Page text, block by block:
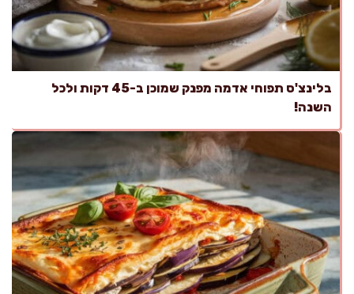
בלינצ'ס תפוחי אדמה מפנק שמוכן ב-45 דקות ולכל
השנה!